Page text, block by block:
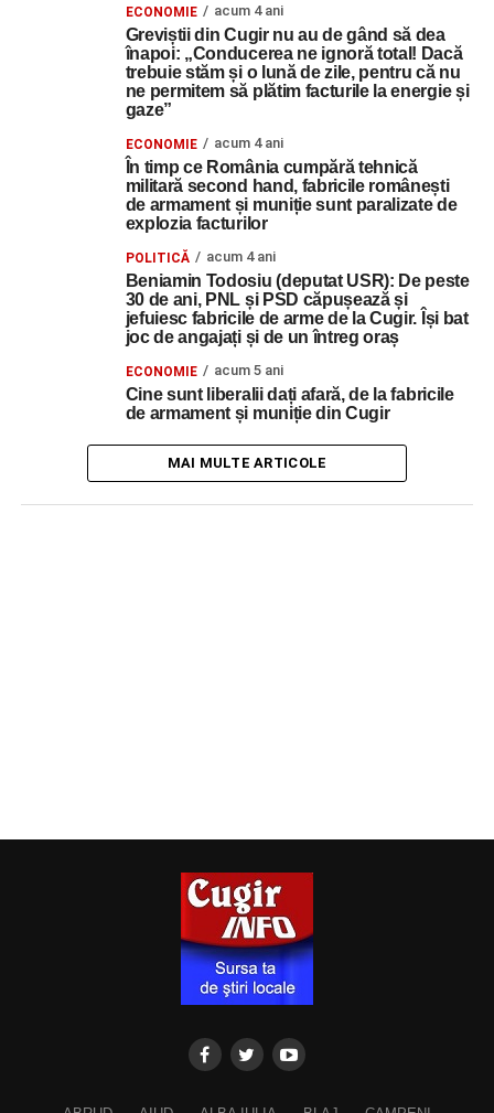
ECONOMIE acum 4 ani
Greviștii din Cugir nu au de gând să dea
înapoi: „Conducerea ne ignoră total! Dacă
trebuie stăm și o lună de zile, pentru că nu
ne permitem să plătim facturile la energie și
gaze”
ECONOMIE acum 4 ani
În timp ce România cumpără tehnică
militară second hand, fabricile românești
de armament și muniție sunt paralizate de
explozia facturilor
POLITICĂ acum 4 ani
Beniamin Todosiu (deputat USR): De peste
30 de ani, PNL și PSD căpușează și
jefuiesc fabricile de arme de la Cugir. Își bat
joc de angajați și de un întreg oraș
ECONOMIE acum 5 ani
Cine sunt liberalii dați afară, de la fabricile
de armament și muniție din Cugir
MAI MULTE ARTICOLE